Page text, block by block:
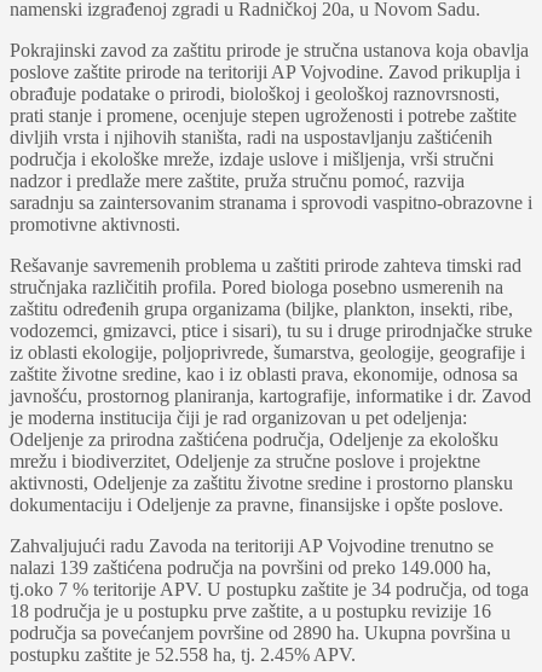
namenski izgrađenoj zgradi u Radničkoj 20a, u Novom Sadu.
Pokrajinski zavod za zaštitu prirode je stručna ustanova koja obavlјa
poslove zaštite prirode na teritoriji AP Vojvodine. Zavod prikuplјa i
obrađuje podatake o prirodi, biološkoj i geološkoj raznovrsnosti,
prati stanje i promene, ocenjuje stepen ugroženosti i potrebe zaštite
divlјih vrsta i njihovih staništa, radi na uspostavlјanju zaštićenih
područja i ekološke mreže, izdaje uslove i mišlјenja, vrši stručni
nadzor i predlaže mere zaštite, pruža stručnu pomoć, razvija
saradnju sa zaintersovanim stranama i sprovodi vaspitno-obrazovne i
promotivne aktivnosti.
Rešavanje savremenih problema u zaštiti prirode zahteva timski rad
stručnjaka različitih profila. Pored biologa posebno usmerenih na
zaštitu određenih grupa organizama (bilјke, plankton, insekti, ribe,
vodozemci, gmizavci, ptice i sisari), tu su i druge prirodnjačke struke
iz oblasti ekologije, polјoprivrede, šumarstva, geologije, geografije i
zaštite životne sredine, kao i iz oblasti prava, ekonomije, odnosa sa
javnošću, prostornog planiranja, kartografije, informatike i dr. Zavod
je moderna institucija čiji je rad organizovan u pet odelјenja:
Odelјenje za prirodna zaštićena područja, Odelјenje za ekološku
mrežu i biodiverzitet, Odelјenje za stručne poslove i projektne
aktivnosti, Odelјenje za zaštitu životne sredine i prostorno plansku
dokumentaciju i Odelјenje za pravne, finansijske i opšte poslove.
Zahvalјujući radu Zavoda na teritoriji AP Vojvodine trenutno se
nalazi 139 zaštićena područja na površini od preko 149.000 ha,
tj.oko 7 % teritorije APV. U postupku zaštite je 34 područja, od toga
18 područja je u postupku prve zaštite, a u postupku revizije 16
područja sa povećanjem površine od 2890 ha. Ukupna površina u
postupku zaštite je 52.558 ha, tj. 2.45% APV.